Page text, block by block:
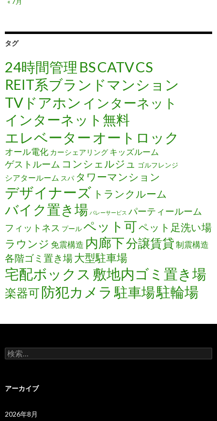
タグ
24時間管理 BSCATVCS
REIT系ブランドマンション
TVドアホン インターネット
インターネット無料
エレベーター オートロック
オール電化 カーシェアリング キッズルーム
ゲストルーム コンシェルジュ ゴルフレンジ
シアタールーム スパ タワーマンション
デザイナーズ トランクルーム
バイク置き場 バレーサービス パーティールーム
フィットネス プールペット可ペット足洗い場
ラウンジ 免震構造 内廊下分譲賃貸制震構造
各階ゴミ置き場大型駐車場
宅配ボックス 敷地内ゴミ置き場
楽器可防犯カメラ 駐車場駐輪場
検
索:
アーカイブ
2026年8月